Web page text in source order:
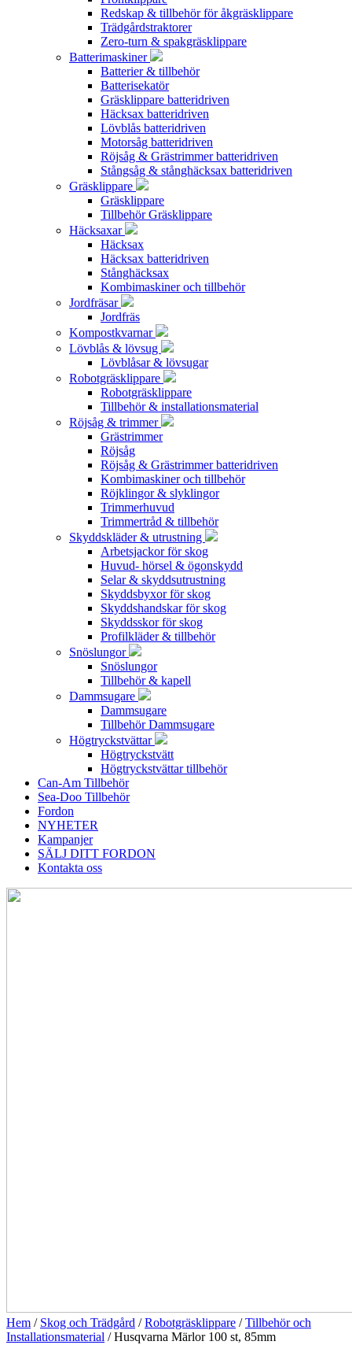
Redskap & tillbehör för åkgräsklippare
Trädgårdstraktorer
Zero-turn & spakgräsklippare
Batterimaskiner
Batterier & tillbehör
Batterisekatör
Gräsklippare batteridriven
Häcksax batteridriven
Lövblås batteridriven
Motorsåg batteridriven
Röjsåg & Grästrimmer batteridriven
Stångsåg & stånghäcksax batteridriven
Gräsklippare
Gräsklippare
Tillbehör Gräsklippare
Häcksaxar
Häcksax
Häcksax batteridriven
Stånghäcksax
Kombimaskiner och tillbehör
Jordfräsar
Jordfräs
Kompostkvarnar
Lövblås & lövsug
Lövblåsar & lövsugar
Robotgräsklippare
Robotgräsklippare
Tillbehör & installationsmaterial
Röjsåg & trimmer
Grästrimmer
Röjsåg
Röjsåg & Grästrimmer batteridriven
Kombimaskiner och tillbehör
Röjklingor & slyklingor
Trimmerhuvud
Trimmertråd & tillbehör
Skyddskläder & utrustning
Arbetsjackor för skog
Huvud- hörsel & ögonskydd
Selar & skyddsutrustning
Skyddsbyxor för skog
Skyddshandskar för skog
Skyddsskor för skog
Profilkläder & tillbehör
Snöslungor
Snöslungor
Tillbehör & kapell
Dammsugare
Dammsugare
Tillbehör Dammsugare
Högtryckstvättar
Högtryckstvätt
Högtryckstvättar tillbehör
Can-Am Tillbehör
Sea-Doo Tillbehör
Fordon
NYHETER
Kampanjer
SÄLJ DITT FORDON
Kontakta oss
Hem / Skog och Trädgård /Robotgräsklippare /Tillbehör och
Installationsmaterial / Husqvarna Märlor 100 st, 85mm